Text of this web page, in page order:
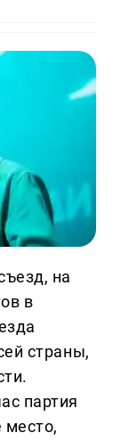
на
в
страны,
партия